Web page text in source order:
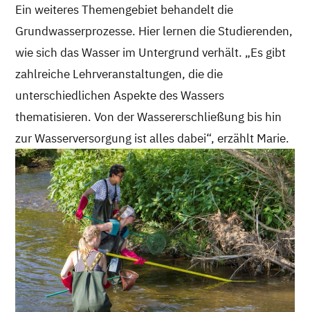
Ein weiteres Themengebiet behandelt die
Grundwasserprozesse. Hier lernen die Studierenden,
wie sich das Wasser im Untergrund verhält. „Es gibt
zahlreiche Lehrveranstaltungen, die die
unterschiedlichen Aspekte des Wassers
thematisieren. Von der Wassererschließung bis hin
zur Wasserversorgung ist alles dabei“, erzählt Marie.